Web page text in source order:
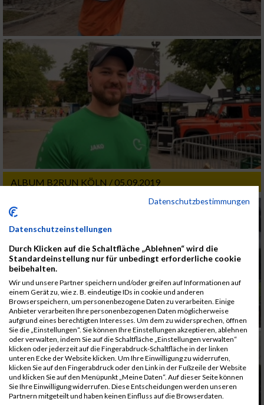
ALBUM B2RUN KÖLN / 05.09.2019
Datenschutzbestimmungen
Datenschutzeinstellungen
Durch Klicken auf die Schaltfläche „Ablehnen“ wird die
Standardeinstellung nur für unbedingt erforderliche cookie
beibehalten.
Wir und unsere Partner speichern und/oder greifen auf Informationen auf
einem Gerät zu, wie z. B. eindeutige IDs in cookie und anderen
Browserspeichern, um personenbezogene Daten zu verarbeiten. Einige
Anbieter verarbeiten Ihre personenbezogenen Daten möglicherweise
aufgrund eines berechtigten Interesses. Um dem zu widersprechen, öffnen
Sie die „Einstellungen“. Sie können Ihre Einstellungen akzeptieren, ablehnen
oder verwalten, indem Sie auf die Schaltfläche „Einstellungen verwalten“
klicken oder jederzeit auf die Fingerabdruck-Schaltfläche in der linken
unteren Ecke der Website klicken. Um Ihre Einwilligung zu widerrufen,
klicken Sie auf den Fingerabdruck oder den Link in der Fußzeile der Website
und klicken Sie auf den Menüpunkt „Meine Daten“. Auf dieser Seite können
Sie Ihre Einwilligung widerrufen. Diese Entscheidungen werden unseren
Partnern mitgeteilt und haben keinen Einfluss auf die Browserdaten.